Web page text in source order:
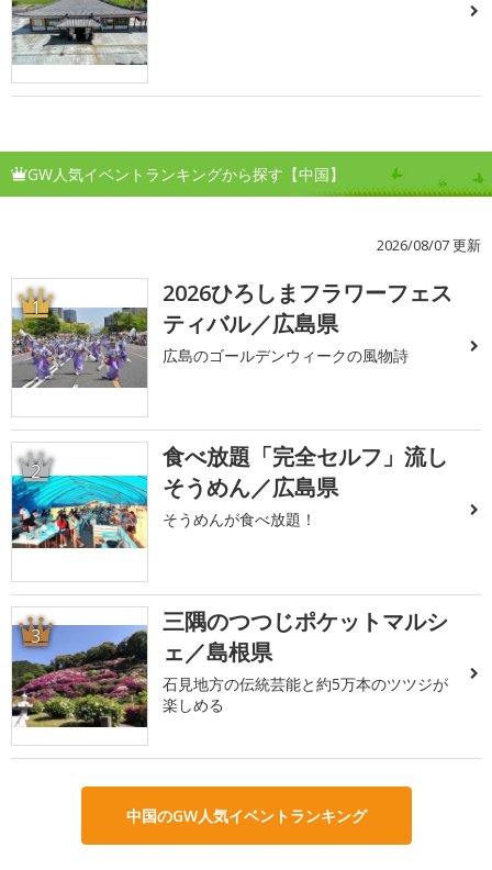
GW人気イベントランキングから探す【中国】
2026/08/07 更新
1
2026ひろしまフラワーフェス
ティバル／広島県
広島のゴールデンウィークの風物詩
2
食べ放題「完全セルフ」流し
そうめん／広島県
そうめんが食べ放題！
3
三隅のつつじポケットマルシ
ェ／島根県
石見地方の伝統芸能と約5万本のツツジが
楽しめる
中国のGW人気イベントランキング